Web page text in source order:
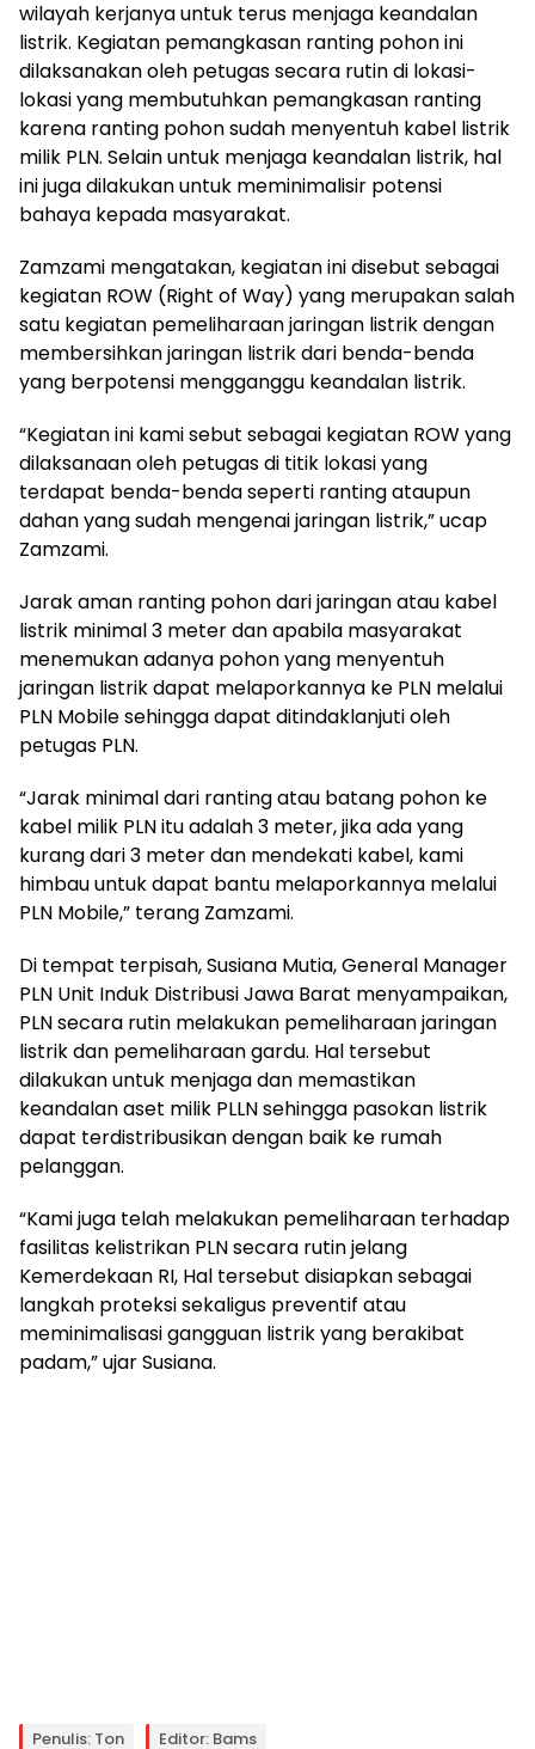
wilayah kerjanya untuk terus menjaga keandalan
listrik. Kegiatan pemangkasan ranting pohon ini
dilaksanakan oleh petugas secara rutin di lokasi-
lokasi yang membutuhkan pemangkasan ranting
karena ranting pohon sudah menyentuh kabel listrik
milik PLN. Selain untuk menjaga keandalan listrik, hal
ini juga dilakukan untuk meminimalisir potensi
bahaya kepada masyarakat.
Zamzami mengatakan, kegiatan ini disebut sebagai
kegiatan ROW (Right of Way) yang merupakan salah
satu kegiatan pemeliharaan jaringan listrik dengan
membersihkan jaringan listrik dari benda-benda
yang berpotensi mengganggu keandalan listrik.
“Kegiatan ini kami sebut sebagai kegiatan ROW yang
dilaksanaan oleh petugas di titik lokasi yang
terdapat benda-benda seperti ranting ataupun
dahan yang sudah mengenai jaringan listrik,” ucap
Zamzami.
Jarak aman ranting pohon dari jaringan atau kabel
listrik minimal 3 meter dan apabila masyarakat
menemukan adanya pohon yang menyentuh
jaringan listrik dapat melaporkannya ke PLN melalui
PLN Mobile sehingga dapat ditindaklanjuti oleh
petugas PLN.
“Jarak minimal dari ranting atau batang pohon ke
kabel milik PLN itu adalah 3 meter, jika ada yang
kurang dari 3 meter dan mendekati kabel, kami
himbau untuk dapat bantu melaporkannya melalui
PLN Mobile,” terang Zamzami.
Di tempat terpisah, Susiana Mutia, General Manager
PLN Unit Induk Distribusi Jawa Barat menyampaikan,
PLN secara rutin melakukan pemeliharaan jaringan
listrik dan pemeliharaan gardu. Hal tersebut
dilakukan untuk menjaga dan memastikan
keandalan aset milik PLLN sehingga pasokan listrik
dapat terdistribusikan dengan baik ke rumah
pelanggan.
“Kami juga telah melakukan pemeliharaan terhadap
fasilitas kelistrikan PLN secara rutin jelang
Kemerdekaan RI, Hal tersebut disiapkan sebagai
langkah proteksi sekaligus preventif atau
meminimalisasi gangguan listrik yang berakibat
padam,” ujar Susiana.
Penulis: Ton Editor: Bams